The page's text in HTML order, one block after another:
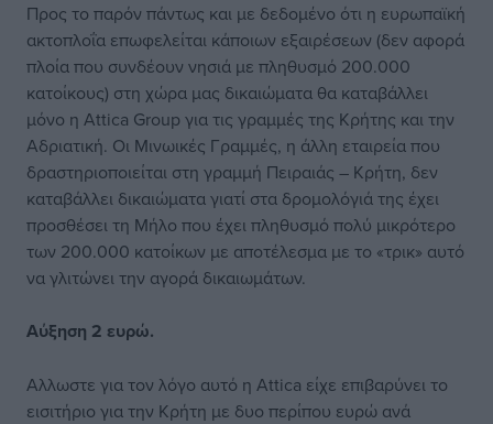
Προς το παρόν πάντως και με δεδομένο ότι η ευρωπαϊκή
ακτοπλοΐα επωφελείται κάποιων εξαιρέσεων (δεν αφορά
πλοία που συνδέουν νησιά με πληθυσμό 200.000
κατοίκους) στη χώρα μας δικαιώματα θα καταβάλλει
μόνο η Attica Group για τις γραμμές της Κρήτης και την
Αδριατική. Οι Μινωικές Γραμμές, η άλλη εταιρεία που
δραστηριοποιείται στη γραμμή Πειραιάς – Κρήτη, δεν
καταβάλλει δικαιώματα γιατί στα δρομολόγιά της έχει
προσθέσει τη Μήλο που έχει πληθυσμό πολύ μικρότερο
των 200.000 κατοίκων με αποτέλεσμα με το «τρικ» αυτό
να γλιτώνει την αγορά δικαιωμάτων.
Αύξηση 2 ευρώ.
Αλλωστε για τον λόγο αυτό η Attica είχε επιβαρύνει το
εισιτήριο για την Κρήτη με δυο περίπου ευρώ ανά